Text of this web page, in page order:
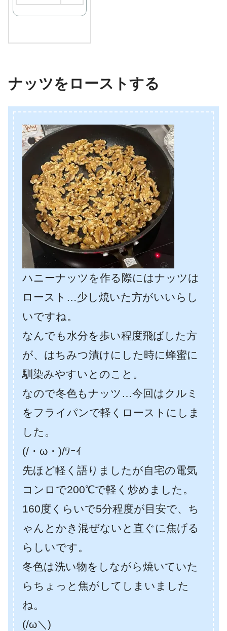
ナッツをローストする
ハニーナッツを作る際にはナッツは
ロースト…少し焼いた方がいいらし
いですね。
なんでも水分を歩い程度飛ばした方
が、はちみつ漬けにした時に蜂蜜に
馴染みやすいとのこと。
なので冬色もナッツ…今回はクルミ
をフライパンで軽くローストにしま
した。
(/・ω・)/ﾜｰｲ
先ほど軽く語りましたが自宅の電気
コンロで200℃で軽く炒めました。
160度くらいで5分程度が目安で、ち
ゃんとかき混ぜないと直ぐに焦げる
らしいです。
冬色は洗い物をしながら焼いていた
らちょっと焦がしてしまいました
ね。
(/ω＼)